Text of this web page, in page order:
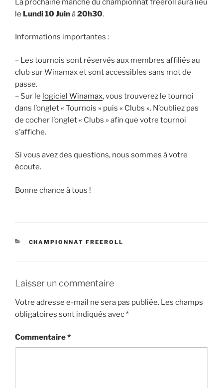
La prochaine manche du championnat freeroll aura lieu
le Lundi 10 Juinà20h30.
Informations importantes :
– Les tournois sont réservés aux membres affiliés au
club sur Winamax et sont accessibles sans mot de
passe.
– Sur le logiciel Winamax, vous trouverez le tournoi
dans l’onglet « Tournois » puis « Clubs ». N’oubliez pas
de cocher l’onglet « Clubs » afin que votre tournoi
s’affiche.
Si vous avez des questions, nous sommes à votre
écoute.
Bonne chance à tous !
CATÉGORIES
CHAMPIONNAT FREEROLL
Laisser un commentaire
Votre adresse e-mail ne sera pas publiée. Les champs
obligatoires sont indiqués avec*
Commentaire*